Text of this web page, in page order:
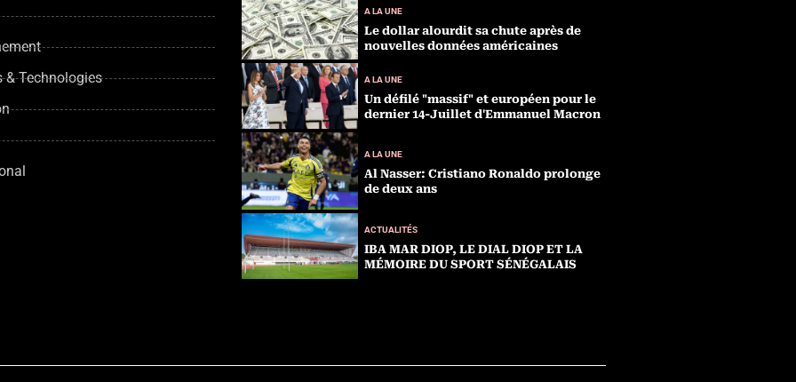
& Technologies
A LA UNE
Le dollar alourdit sa chute après de
nouvelles données américaines
A LA UNE
Un défilé "massif" et européen pour le
dernier 14-Juillet d'Emmanuel Macron
A LA UNE
Al Nasser: Cristiano Ronaldo prolonge
de deux ans
ACTUALITÉS
IBA MAR DIOP, LE DIAL DIOP ET LA
MÉMOIRE DU SPORT SÉNÉGALAIS